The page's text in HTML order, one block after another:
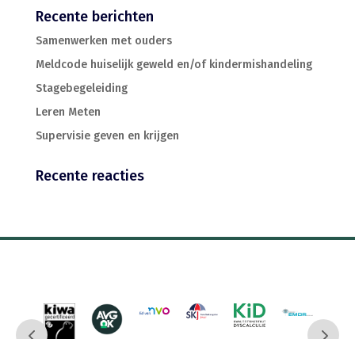
Recente berichten
Samenwerken met ouders
Meldcode huiselijk geweld en/of kindermishandeling
Stagebegeleiding
Leren Meten
Supervisie geven en krijgen
Recente reacties